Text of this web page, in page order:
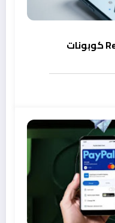
احصل على خصم RedotPay Card كوبونات